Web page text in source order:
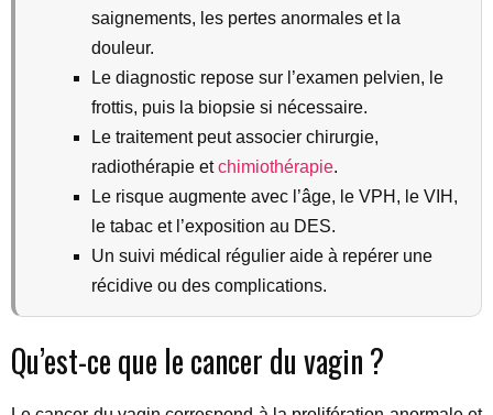
saignements, les pertes anormales et la
douleur.
Le diagnostic repose sur l’examen pelvien, le
frottis, puis la biopsie si nécessaire.
Le traitement peut associer chirurgie,
radiothérapie etchimiothérapie.
Le risque augmente avec l’âge, le VPH, le VIH,
le tabac et l’exposition au DES.
Un suivi médical régulier aide à repérer une
récidive ou des complications.
Qu’est-ce que le cancer du vagin ?